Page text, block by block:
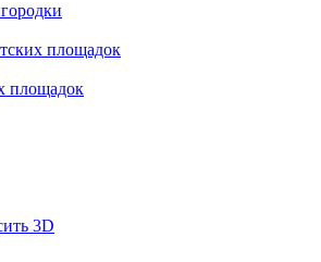
площадок
площадок
3D